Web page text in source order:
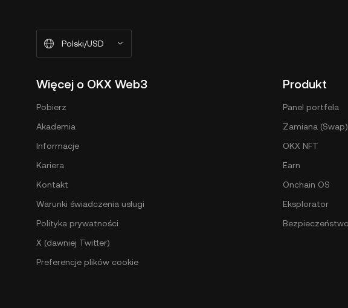
Polski/USD
Więcej o OKX Web3
Pobierz
Akademia
Informacje
Kariera
Kontakt
Warunki świadczenia usługi
Polityka prywatności
X (dawniej Twitter)
Preferencje plików cookie
Produkt
Panel portfela
Zamiana (Swap)
OKX NFT
Earn
Onchain OS
Eksplorator
Bezpieczeństwo